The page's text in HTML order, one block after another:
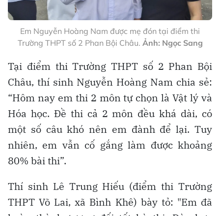
Em Nguyễn Hoàng Nam được mẹ đón tại điểm thi
Trường THPT số 2 Phan Bội Châu. Ảnh: Ngọc Sang
Tại điểm thi Trường THPT số 2 Phan Bội
Châu, thí sinh Nguyễn Hoàng Nam chia sẻ:
“Hôm nay em thi 2 môn tự chọn là Vật lý và
Hóa học. Đề thi cả 2 môn đều khá dài, có
một số câu khó nên em đành để lại. Tuy
nhiên, em vẫn cố gắng làm được khoảng
80% bài thi”.
Thí sinh Lê Trung Hiếu (điểm thi Trường
THPT Võ Lai, xã Bình Khê) bày tỏ: "Em đã